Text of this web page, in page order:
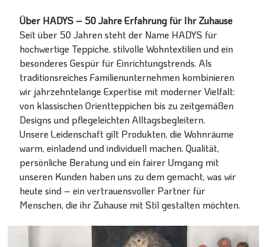
Über HADYS – 50 Jahre Erfahrung für Ihr Zuhause
Seit über 50 Jahren steht der Name HADYS für
hochwertige Teppiche, stilvolle Wohntextilien und ein
besonderes Gespür für Einrichtungstrends. Als
traditionsreiches Familienunternehmen kombinieren
wir jahrzehntelange Expertise mit moderner Vielfalt:
von klassischen Orientteppichen bis zu zeitgemäßen
Designs und pflegeleichten Alltagsbegleitern.
Unsere Leidenschaft gilt Produkten, die Wohnräume
warm, einladend und individuell machen. Qualität,
persönliche Beratung und ein fairer Umgang mit
unseren Kunden haben uns zu dem gemacht, was wir
heute sind – ein vertrauensvoller Partner für
Menschen, die ihr Zuhause mit Stil gestalten möchten.